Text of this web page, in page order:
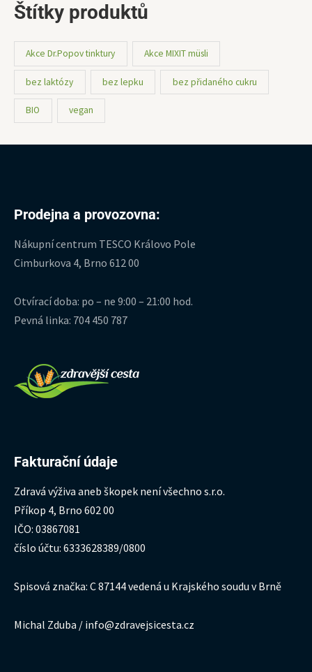
Štítky produktů
Akce Dr.Popov tinktury Akce MIXIT müsli
bez laktózy bez lepku bez přidaného cukru
BIO vegan
Prodejna a provozovna:
Nákupní centrum TESCO Královo Pole
Cimburkova 4, Brno 612 00
Otvírací doba: po – ne 9:00 – 21:00 hod.
Pevná linka: 704 450 787
Fakturační údaje
Zdravá výživa aneb škopek není všechno s.r.o.
Příkop 4, Brno 602 00
IČO: 03867081
číslo účtu: 6333628389/0800
Spisová značka: C 87144 vedená u Krajského soudu v Brně
Michal Zduba / info@zdravejsicesta.cz